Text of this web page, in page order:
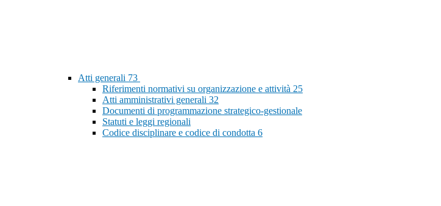
Atti generali 73
Riferimenti normativi su organizzazione e attività 25
Atti amministrativi generali 32
Documenti di programmazione strategico-gestionale
Statuti e leggi regionali
Codice disciplinare e codice di condotta 6